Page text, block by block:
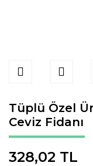
Tüplü Özel
Ceviz Fidanı
328,02 TL